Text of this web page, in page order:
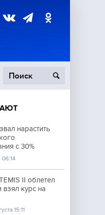
нарастить
с 30%
II облетел
взял курс на
15:11